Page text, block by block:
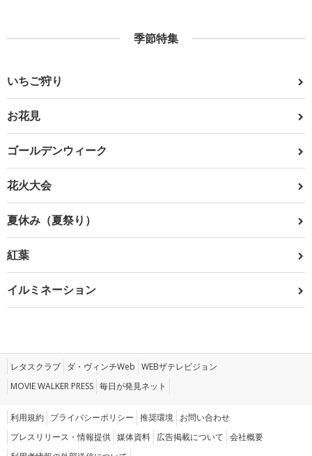
季節特集
いちご狩り
お花見
ゴールデンウィーク
花火大会
夏休み（夏祭り）
紅葉
イルミネーション
レタスクラブ ダ・ヴィンチWeb WEBザテレビジョン
MOVIE WALKER PRESS 毎日が発見ネット
利用規約 プライバシーポリシー 推奨環境 お問い合わせ
プレスリリース・情報提供 媒体資料 広告掲載について 会社概要